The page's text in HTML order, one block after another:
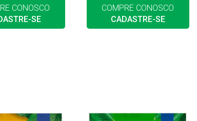
CONOSCO
SE
COMPRE CONOSCO
CADASTRE-SE